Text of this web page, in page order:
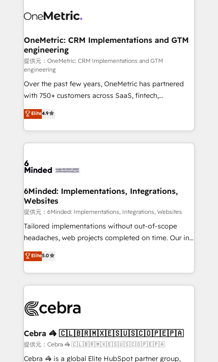
Iberia (Spain & Portugal), we combine human insight
growth. Our multidisciplinary team designs solutions
that simplify complexity, boost performance, and
turn innovation into real impact. 🌍 Highlights •
HubSpot Partner since 2012 • 2022 EMEA Impact
Award: Best Integration • 150+ successful HubSpot
projects • Clients in 30+ industries • Proprietary
technology for integrations • Multilingual team:
English, Spanish, Portuguese & Italian 👉 Grow
smarter with AI and HubSpot.
OneMetric: CRM Implementations and GTM
engineering
提供元：OneMetric: CRM Implementations and GTM
engineering
Over the past few years, OneMetric has partnered
with 750+ customers across SaaS, fintech,
healthcare, real estate, and other industries. With
150+ HubSpot-certified experts, we deliver scalable
solutions to complex GTM and RevOps challenges.
Our Expertise 🔹 Onboarding & Implementation:
tailored to your GTM motion. 🔹 Migrations:
from other CRMs to HubSpot without data loss or
downtime. 🔹 RevOps Strategy: Align teams,
processes, and data to drive revenue efficiency. 🔹
Integrations: Connect HubSpot with your tech stack
for better adoption. 🔹 Custom Solutions: Build
SOC 2 Type II and ISO 27001 certified, reinforcing
our commitment to data security and compliance. At
Elite4.9
6Minded: Implementations, Integrations,
Websites
提供元：6Minded: Implementations, Integrations, Websites
Tailored implementations without out-of-scope
headaches, web projects completed on time. Our in-
house team of certified CRM architects, experts,
developers, designers, and marketers handles all
aspects of your HubSpot. ✨ 400+ global clients ✨
100+ seamless migrations from 15+ different CRMs
implementations, and 5,000+ pages ✨ CS: Clients
CS: 245% organic growth & +751% new visitors for a
full-funnel HubSpot project ✨ CS: 415% conversion
boost with a new HubSpot site Recognized leaders:
Elite5.0
Cebra 🦓 🇨🇱🇧🇷🇲🇽🇪🇸🇺🇸🇨🇴🇵🇪🇵🇦
提供元：Cebra 🦓 🇨🇱🇧🇷🇲🇽🇪🇸🇺🇸🇨🇴🇵🇪🇵🇦
Cebra 🦓 is a global Elite HubSpot partner group,